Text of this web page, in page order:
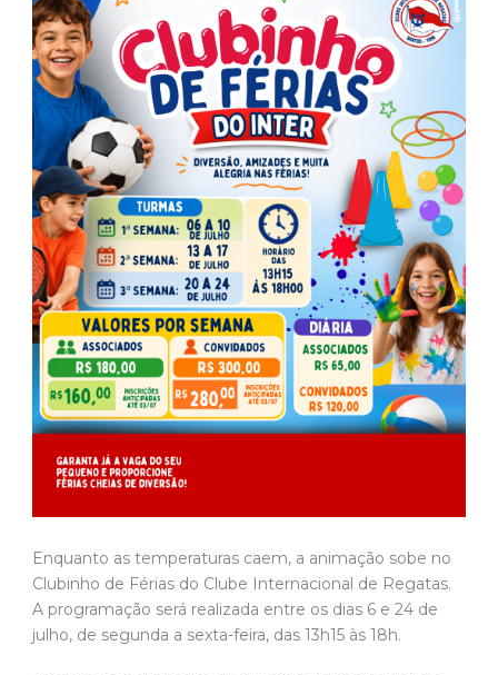
Enquanto as temperaturas caem, a animação sobe no
Clubinho de Férias do Clube Internacional de Regatas.
A programação será realizada entre os dias 6 e 24 de
julho, de segunda a sexta-feira, das 13h15 às 18h.